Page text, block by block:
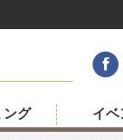
ング イベ